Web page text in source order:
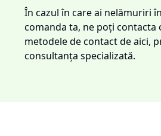
În cazul în care ai nelămuriri
comanda ta, ne poți contacta
metodele de contact de aici,
consultanța specializată.